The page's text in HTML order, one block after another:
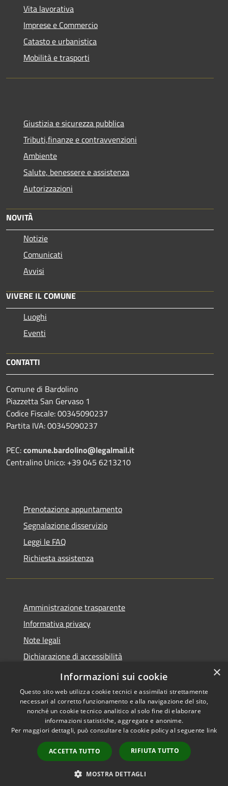
Vita lavorativa
Imprese e Commercio
Catasto e urbanistica
Mobilità e trasporti
Giustizia e sicurezza pubblica
Tributi,finanze e contravvenzioni
Ambiente
Salute, benessere e assistenza
Autorizzazioni
NOVITÀ
Notizie
Comunicati
Avvisi
VIVERE IL COMUNE
Luoghi
Eventi
CONTATTI
Comune di Bardolino
Piazzetta San Gervaso 1
Codice Fiscale: 00345090237
Partita IVA: 00345090237
PEC:comune.bardolino@legalmail.it
Centralino Unico: +39 045 6213210
Prenotazione appuntamento
Segnalazione disservizio
Leggi le FAQ
Richiesta assistenza
Amministrazione trasparente
Informativa privacy
Note legali
Dichiarazione di accessibilità
Link app municipium
Accessibilità
Copyright © 2026 • Comune di
Bardolino • Powered by
Municipium•
Accesso
redazione
×
Informazioni sui cookie
Questo sito web utilizza cookie tecnici e assimilati strettamente
necessari al corretto funzionamento e alla navigazione del sito,
nonché un cookie tecnico analitico al solo fine di elaborare
informazioni statistiche, aggregate e anonime.
Per maggiori dettagli, può consultare la cookie policy al seguente link
ACCETTA TUTTO RIFIUTA TUTTO
MOSTRA DETTAGLI